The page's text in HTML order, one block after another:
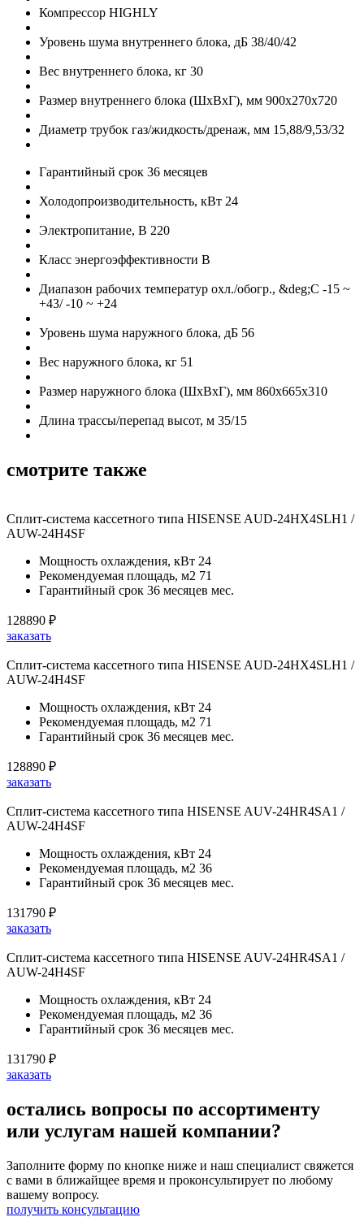
Компрессор HIGHLY
Уровень шума внутреннего блока, дБ 38/40/42
Вес внутреннего блока, кг 30
Размер внутреннего блока (ШхВхГ), мм 900x270x720
Диаметр трубок газ/жидкость/дренаж, мм 15,88/9,53/32
Гарантийный срок 36 месяцев
Холодопроизводительность, кВт 24
Электропитание, В 220
Класс энергоэффективности B
Диапазон рабочих температур охл./обогр., &deg;C -15 ~
+43/ -10 ~ +24
Уровень шума наружного блока, дБ 56
Вес наружного блока, кг 51
Размер наружного блока (ШхВхГ), мм 860x665x310
Длина трассы/перепад высот, м 35/15
смотрите также
Сплит-система кассетного типа HISENSE AUD-24HX4SLH1 /
AUW-24H4SF
Мощность охлаждения, кВт 24
Рекомендуемая площадь, м2 71
Гарантийный срок 36 месяцев мес.
128890 ₽
заказать
Сплит-система кассетного типа HISENSE AUD-24HX4SLH1 /
AUW-24H4SF
Мощность охлаждения, кВт 24
Рекомендуемая площадь, м2 71
Гарантийный срок 36 месяцев мес.
128890 ₽
заказать
Сплит-система кассетного типа HISENSE AUV-24HR4SA1 /
AUW-24H4SF
Мощность охлаждения, кВт 24
Рекомендуемая площадь, м2 36
Гарантийный срок 36 месяцев мес.
131790 ₽
заказать
Сплит-система кассетного типа HISENSE AUV-24HR4SA1 /
AUW-24H4SF
Мощность охлаждения, кВт 24
Рекомендуемая площадь, м2 36
Гарантийный срок 36 месяцев мес.
131790 ₽
заказать
остались вопросы по ассортименту
или услугам нашей компании?
Заполните форму по кнопке ниже и наш специалист свяжется
с вами в ближайщее время и проконсультирует по любому
вашему вопросу.
получить консультацию